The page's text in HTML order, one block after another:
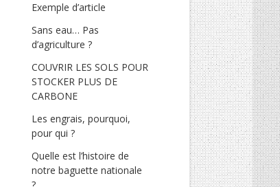
Exemple d’article
Sans eau… Pas
d’agriculture ?
COUVRIR LES SOLS POUR
STOCKER PLUS DE
CARBONE
Les engrais, pourquoi,
pour qui ?
Quelle est l’histoire de
notre baguette nationale